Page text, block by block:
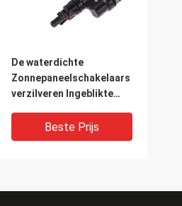
De waterdichte
Zonnepaneelschakelaars
verzilveren Ingeblikte
Koperkabel Schakelaar
Ip67
Beste Prijs